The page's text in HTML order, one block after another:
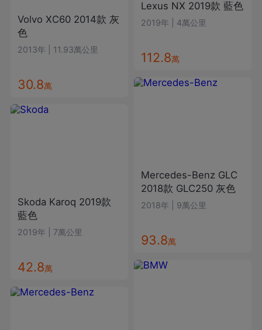
Volvo XC60 2014款 灰
色
2013年 11.93萬公里
30.8萬
Skoda Karoq 2019款
藍色
2019年 7萬公里
42.8萬
Lexus NX 2019款 藍色
2019年 4萬公里
112.8萬
Mercedes-Benz GLC
2018款 GLC250 灰色
2018年 9萬公里
93.8萬